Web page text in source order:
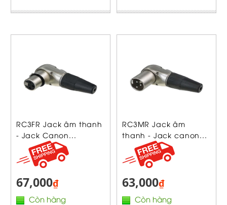
RC3FR Jack âm thanh
- Jack Canon...
67,000₫
Còn hàng
RC3MR Jack âm
thanh - Jack canon...
63,000₫
Còn hàng